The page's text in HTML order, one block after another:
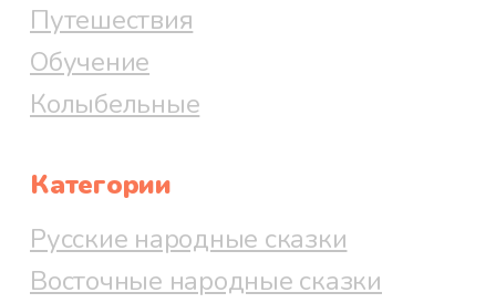
Путешествия
Обучение
Колыбельные
Категории
Русские народные сказки
Восточные народные сказки